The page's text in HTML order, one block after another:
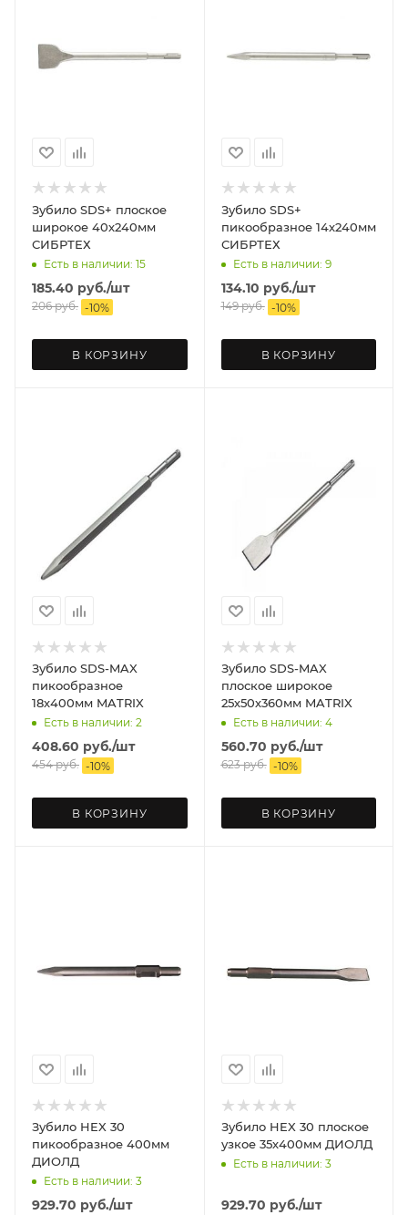
Зубило SDS+ плоское
широкое 40х240мм
СИБРТЕХ
Есть в наличии: 15
185.40 руб./шт
206руб. -10%
В КОРЗИНУ
Зубило SDS+
пикообразное 14х240мм
СИБРТЕХ
Есть в наличии: 9
134.10 руб./шт
149руб. -10%
В КОРЗИНУ
Зубило SDS-MAX
пикообразное
18х400мм MATRIX
Есть в наличии: 2
408.60 руб./шт
454руб. -10%
В КОРЗИНУ
Зубило SDS-MAX
плоское широкое
25х50х360мм MATRIX
Есть в наличии: 4
560.70 руб./шт
623руб. -10%
В КОРЗИНУ
Зубило HEX 30
пикообразное 400мм
ДИОЛД
Есть в наличии: 3
929.70 руб./шт
Зубило HEX 30 плоское
узкое 35х400мм ДИОЛД
Есть в наличии: 3
929.70 руб./шт